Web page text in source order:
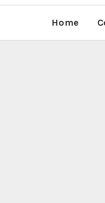
Home